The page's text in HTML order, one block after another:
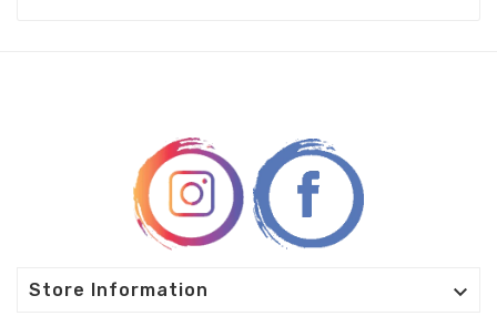
Store Information 